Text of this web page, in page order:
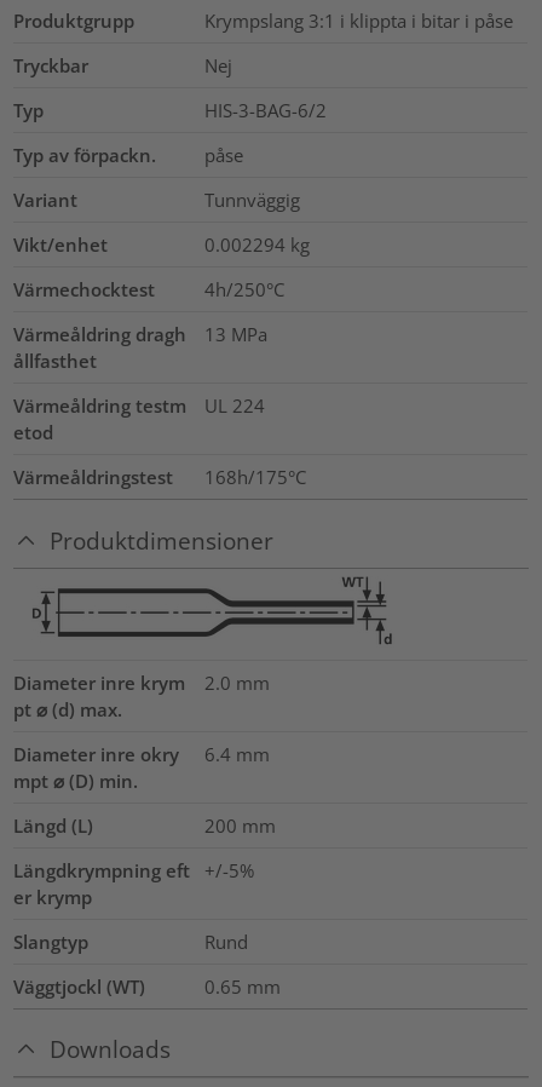
Produktgrupp
Krympslang 3:1 i klippta i bitar i påse
Tryckbar
Nej
Typ
HIS-3-BAG-6/2
Typ av förpackn.
påse
Variant
Tunnväggig
Vikt/enhet
0.002294 kg
Värmechocktest
4h/250°C
Värmeåldring dragh
ållfasthet
13 MPa
Värmeåldring testm
etod
UL 224
Värmeåldringstest 168h/175°C
Produktdimensioner
Diameter inre krym
pt ⌀ (d) max.
2.0 mm
Diameter inre okry
mpt ⌀ (D) min.
6.4 mm
Längd (L) 200 mm
Längdkrympning eft
er krymp
+/-5%
Slangtyp
Rund
Väggtjockl (WT)
0.65 mm
Downloads